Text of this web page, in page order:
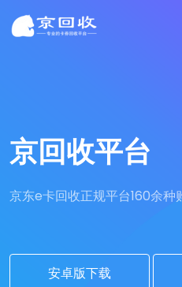
京回收平台
京东e卡回收正规平台160余种
安卓版下载